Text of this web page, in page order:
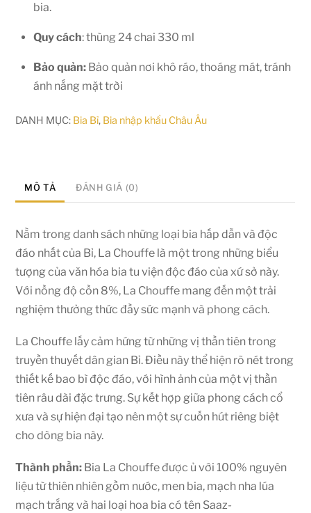
bia.
Quy cách: thùng 24 chai 330 ml
Bảo quản: Bảo quản nơi khô ráo, thoáng mát, tránh
ánh nắng mặt trời
DANH MỤC: Bia Bỉ, Bia nhập khẩu Châu Âu
MÔ TẢ ĐÁNH GIÁ (0)
Nằm trong danh sách những loại bia hấp dẫn và độc
đáo nhất của Bỉ, La Chouffe là một trong những biểu
tượng của văn hóa bia tu viện độc đáo của xứ sở này.
Với nồng độ cồn 8%, La Chouffe mang đến một trải
nghiệm thưởng thức đầy sức mạnh và phong cách.
La Chouffe lấy cảm hứng từ những vị thần tiên trong
truyền thuyết dân gian Bỉ. Điều này thể hiện rõ nét trong
thiết kế bao bì độc đáo, với hình ảnh của một vị thần
tiên râu dài đặc trưng. Sự kết hợp giữa phong cách cổ
xưa và sự hiện đại tạo nên một sự cuốn hút riêng biệt
cho dòng bia này.
Thành phần: Bia La Chouffe được ủ với 100% nguyên
liệu từ thiên nhiên gồm nước, men bia, mạch nha lúa
mạch trắng và hai loại hoa bia có tên Saaz-